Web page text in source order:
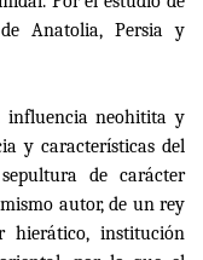
Anatolia, Persia y
influencia neohitita y
y características del
de carácter
autor, de un rey
hierático, institución